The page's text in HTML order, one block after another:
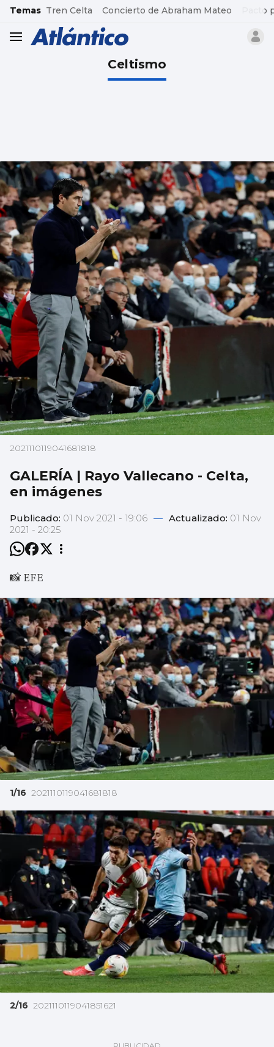
common.go-to-content
Temas Tren Celta Concierto de Abraham Mateo Pacto
header.menu.open
Celtismo
2021110119041681818
GALERÍA | Rayo Vallecano - Celta,
en imágenes
Publicado: 01 Nov 2021 - 19:06 — Actualizado: 01 Nov
2021 - 20:25
📸 EFE
1/16 2021110119041681818
2/16 2021110119041851621